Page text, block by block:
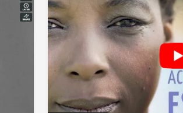
e na minha convicção
Jesus Cristo encontramos a
morte, pois não só a Sua
como também a Sua morte
humanidade confere
que, ao longo dos séculos,
o Messias prometido.